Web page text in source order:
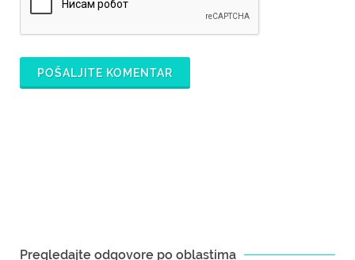
POŠALJITE KOMENTAR
Pregledajte odgovore po oblastima